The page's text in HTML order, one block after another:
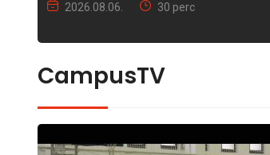
2026.08.06. 30 perc
CampusTV